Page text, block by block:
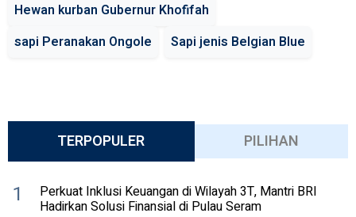
Hewan kurban Gubernur Khofifah
sapi Peranakan Ongole
Sapi jenis Belgian Blue
TERPOPULER PILIHAN
1 Perkuat Inklusi Keuangan di Wilayah 3T, Mantri BRI
Hadirkan Solusi Finansial di Pulau Seram